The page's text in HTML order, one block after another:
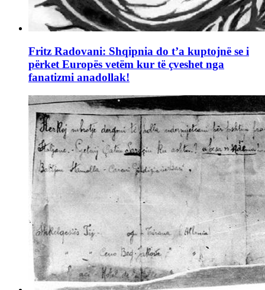
Fritz Radovani: Shqipnia do t’a kuptojnë se i
përket Europës vetëm kur të çveshet nga
fanatizmi anadollak!